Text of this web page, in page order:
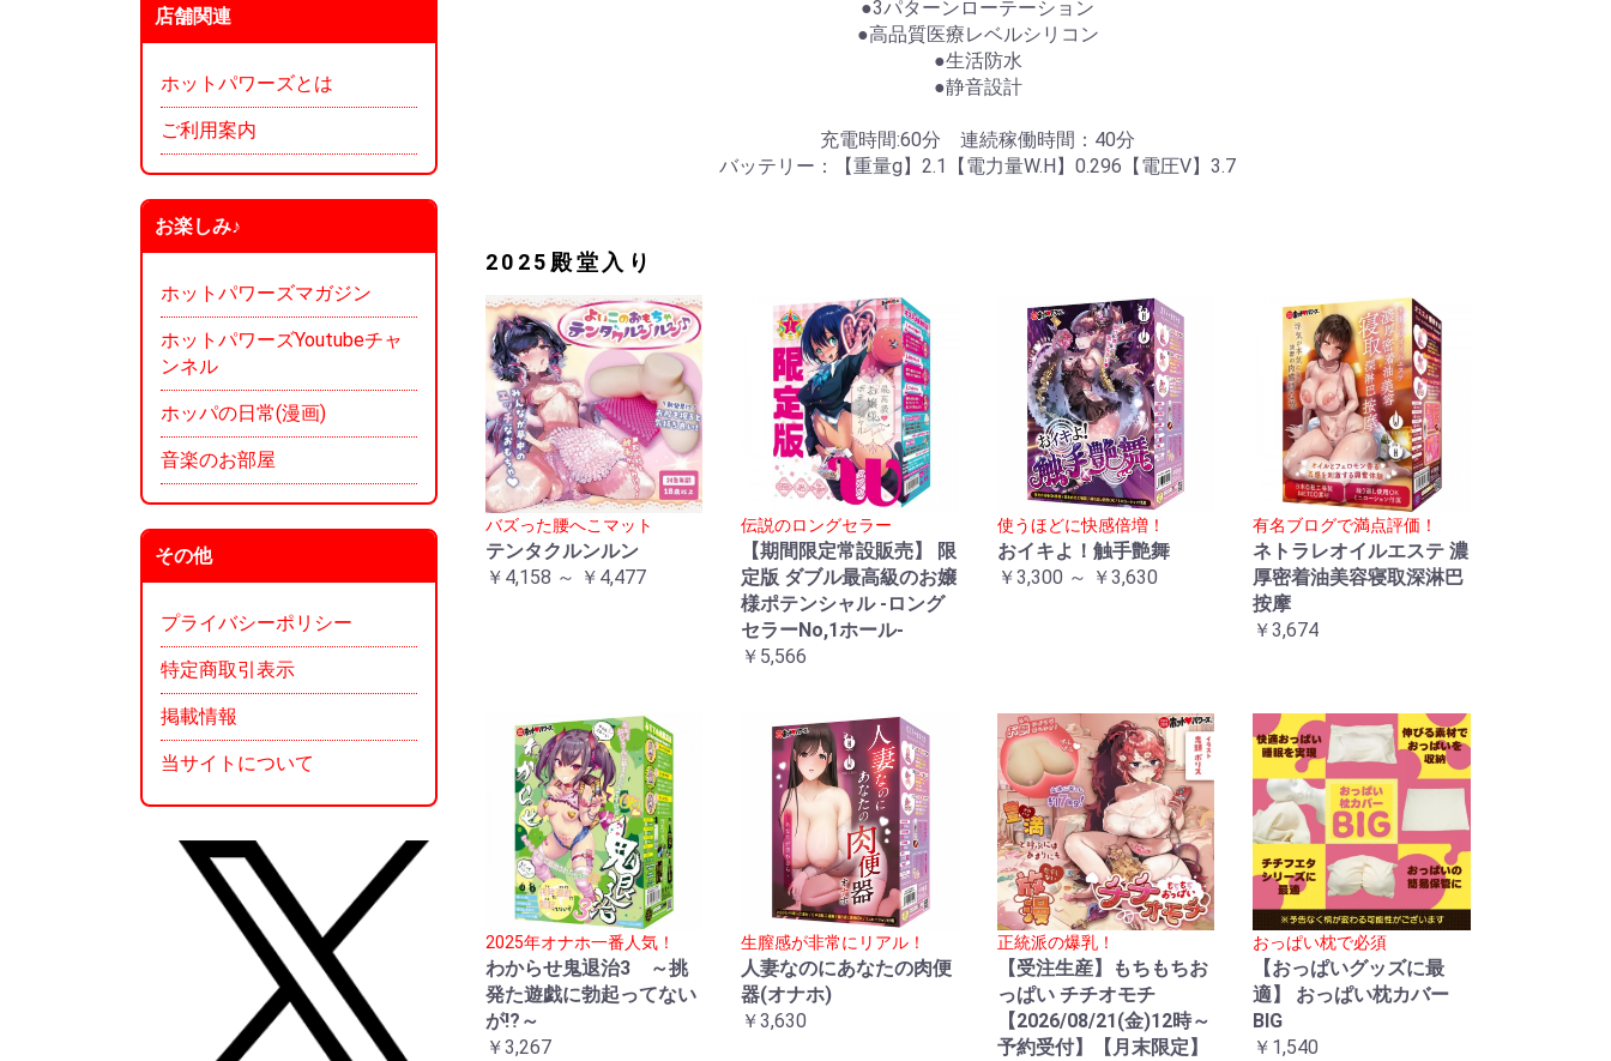
店舗関連
ホットパワーズとは
ご利用案内
お楽しみ♪
ホットパワーズマガジン
ホットパワーズYoutubeチャ
ンネル
ホッパの日常(漫画)
音楽のお部屋
その他
プライバシーポリシー
特定商取引表示
掲載情報
当サイトについて
●3パターンローテーション
●高品質医療レベルシリコン
●生活防水
●静音設計
充電時間:60分 連続稼働時間：40分
バッテリー：【重量g】2.1【電力量W.H】0.296【電圧V】3.7
2025殿堂入り
バズった腰へこマット
テンタクルンルン
￥4,158 ～ ￥4,477
伝説のロングセラー
【期間限定常設販売】 限
定版 ダブル最高級のお嬢
様ポテンシャル -ロング
セラーNo,1ホール-
￥5,566
使うほどに快感倍増！
おイキよ！触手艶舞
￥3,300 ～ ￥3,630
有名ブログで満点評価！
ネトラレオイルエステ 濃
厚密着油美容寝取深淋巴
按摩
￥3,674
2025年オナホ一番人気！
わからせ鬼退治3 ～挑
発た遊戯に勃起ってない
が!?～
￥3,267
生膣感が非常にリアル！
人妻なのにあなたの肉便
器(オナホ)
￥3,630
正統派の爆乳！
【受注生産】もちもちお
っぱい チチオモチ
【2026/08/21(金)12時～
予約受付】【月末限定】
おっぱい枕で必須
【おっぱいグッズに最
適】 おっぱい枕カバー
BIG
￥1,540